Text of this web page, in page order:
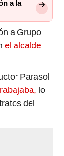
a la
a Grupo
el alcalde
Parasol
lo
del